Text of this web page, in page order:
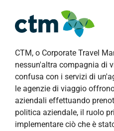
CTM, o Corporate Travel
nessun'altra compagnia di
confusa con i servizi di
le agenzie di viaggio
aziendali effettuando
politica aziendale, il ruolo
implementare ciò che è